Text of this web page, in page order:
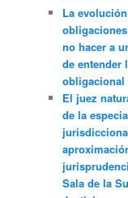
La
no hacer a
de entender
obligacional
El juez
de la
Sala de la